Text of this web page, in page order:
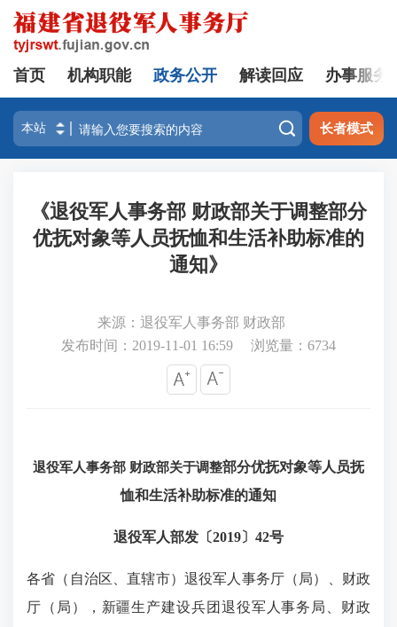
首页 机构职能 政务公开 解读回应 办事服务
 长者模式
《退役军人事务部 财政部关于调整部分
优抚对象等人员抚恤和生活补助标准的
通知》
来源：退役军人事务部 财政部
发布时间：2019-11-01 16:59
浏览量： 6734
退役军人事务部 财政部关于调整部分优抚对象等人员抚
恤和生活补助标准的通知
退役军人部发〔2019〕42号
各省（自治区、直辖市）退役军人事务厅（局）、财政
厅（局），新疆生产建设兵团退役军人事务局、财政